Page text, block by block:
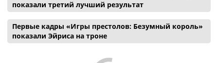
показали третий лучший результат
Первые кадры «Игры престолов: Безумный король»
показали Эйриса на троне